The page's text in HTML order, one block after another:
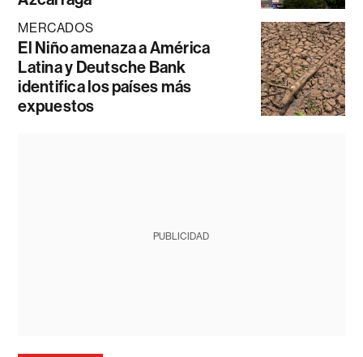
MERCADOS
El Niño amenaza a América
Latina y Deutsche Bank
identifica los países más
expuestos
PUBLICIDAD